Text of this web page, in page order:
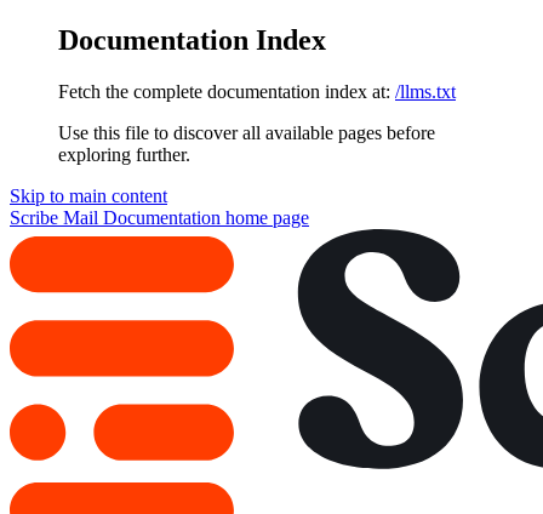
Documentation Index
Fetch the complete documentation index at: /llms.txt
Use this file to discover all available pages before
exploring further.
Skip to main content
Scribe Mail Documentation home page